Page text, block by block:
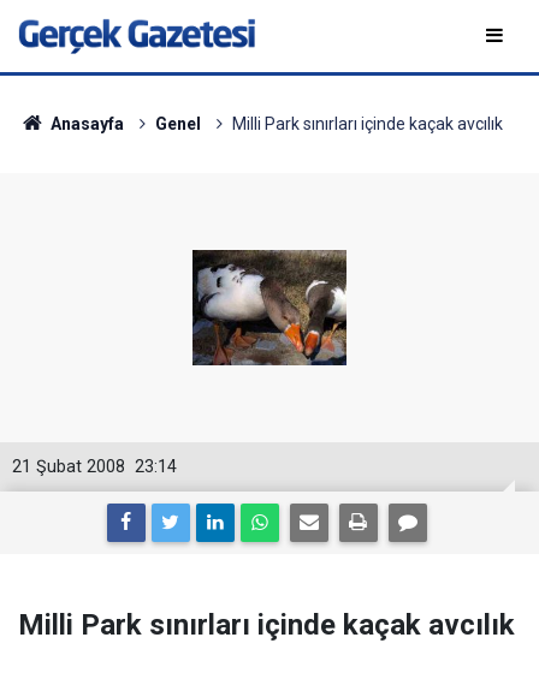
Anasayfa Genel Milli Park sınırları içinde kaçak avcılık
23:14
21 Şubat 2008
Milli Park sınırları içinde kaçak avcılık